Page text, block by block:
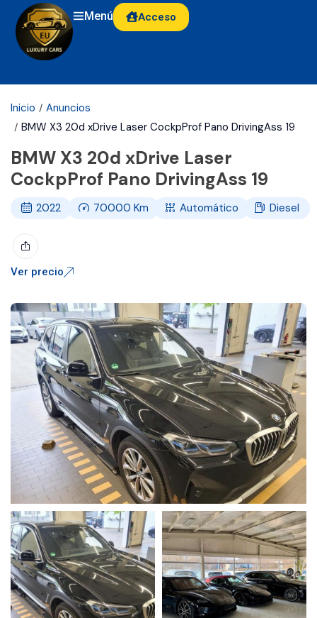
Menú Acceso
Inicio
Anuncios
BMW X3 20d xDrive Laser CockpProf Pano DrivingAss 19
BMW X3 20d xDrive Laser
CockpProf Pano DrivingAss 19
2022 70000Km Automático Diesel
Ver precio